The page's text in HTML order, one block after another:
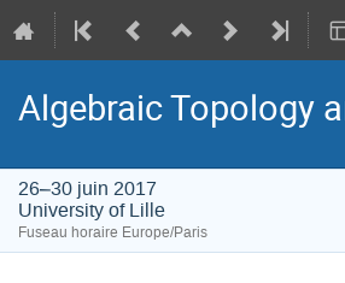
Algebraic Topology
26–30 juin 2017
University of Lille
Fuseau horaire Europe/Paris